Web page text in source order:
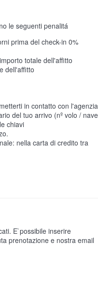
le seguenti penalitá
prima del check-in 0%
totale dell'affitto
dell'affitto
in contatto con l'agenzia
del tuo arrivo (nº volo / nave
chiavi
nella carta di credito tra
E`possibile inserire
prenotazione e nostra email